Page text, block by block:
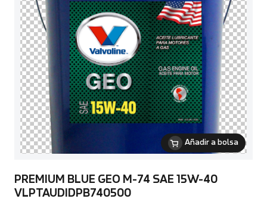
Añadir a bolsa
PREMIUM BLUE GEO M-74 SAE 15W-40
VLPTAUDIDPB740500